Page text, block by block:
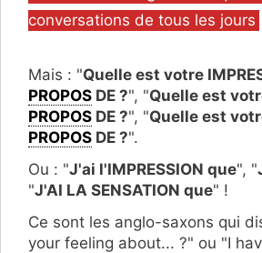
conversations de tous les jours
Mais : "Quelle est votre
PROPOS DE ?", "Quelle est
PROPOS DE ?", "Quelle est
PROPOS DE ?".
Ou : "J'ai l'IMPRESSION que", "
"J'AI LA SENSATION que" !
Ce sont les anglo-saxons qui
your feeling about... ?" ou "I